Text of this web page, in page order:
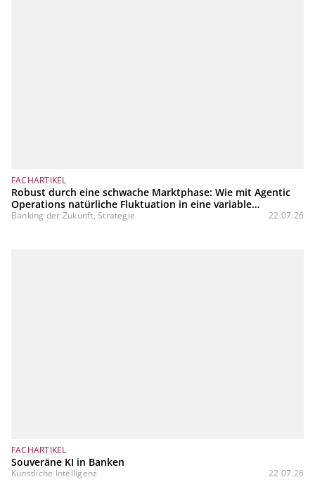
FACHARTIKEL
Robust durch eine schwache Marktphase: Wie mit Agentic
Operations natürliche Fluktuation in eine variable
Kostenstruktur transformiert werden kann
Banking der Zukunft, Strategie 22.07.26
FACHARTIKEL
Souveräne KI in Banken
Künstliche Intelligenz 22.07.26